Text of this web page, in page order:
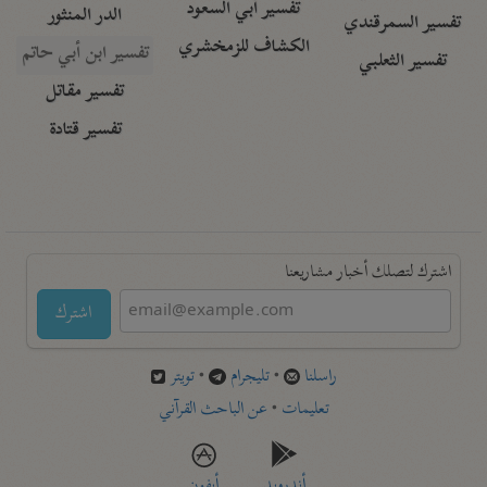
تفسير السمرقندي
تفسير الثعلبي
تفسير أبي السعود
الكشاف للزمخشري
الدر المنثور
تفسير ابن أبي حاتم
تفسير مقاتل
تفسير قتادة
اشترك لتصلك أخبار مشاريعنا
اشترك
راسلنا •تليجرام •تويتر
تعليمات •عن الباحث القرآني